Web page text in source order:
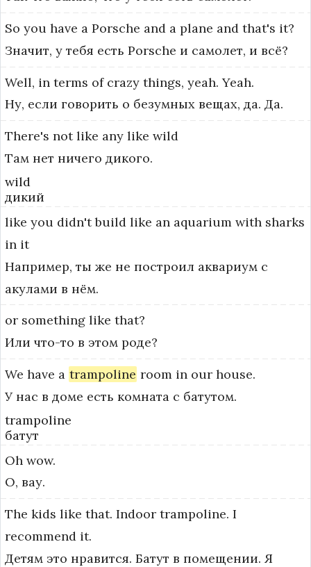
So you have a Porsche and a plane and that's it?
Значит, у тебя есть Porsche и самолет, и всё?
Well, in terms of crazy things, yeah. Yeah.
Ну, если говорить о безумных вещах, да. Да.
There's not like any like wild
Там нет ничего дикого.
wild
дикий
like you didn't build like an aquarium with sharks
in it
Например, ты же не построил аквариум с
акулами в нём.
or something like that?
Или что-то в этом роде?
We have a trampoline room in our house.
У нас в доме есть комната с батутом.
trampoline
батут
Oh wow.
О, вау.
The kids like that. Indoor trampoline. I
recommend it.
Детям это нравится. Батут в помещении. Я